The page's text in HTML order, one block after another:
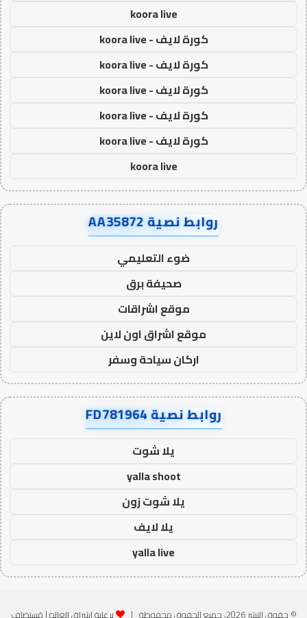
koora live
كورة لايف - koora live
كورة لايف - koora live
كورة لايف - koora live
كورة لايف - koora live
كورة لايف - koora live
koora live
روابط نصية AA35872
ضوء التعليمي
صحيفة برق
موقع اشراقات
موقع اشراق اون لاين
اركان سياحة وسفر
روابط نصية FD781964
يلا شوت
yalla shoot
يلا شوت زون
يلا لايف
yalla live
© حقوق النشر 2026، جميع الحقوق محفوظة | برعاية اشراق العالم| مُستضاف